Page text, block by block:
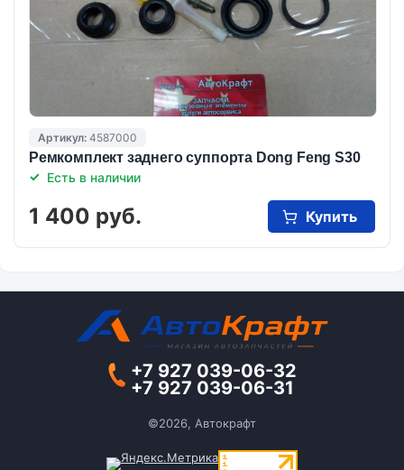
Артикул: 4587000
Ремкомплект заднего суппорта Dong Feng S30
Есть в наличии
1 400 руб. Купить
+7 927 039-06-32
+7 927 039-06-31
©2026, Автокрафт